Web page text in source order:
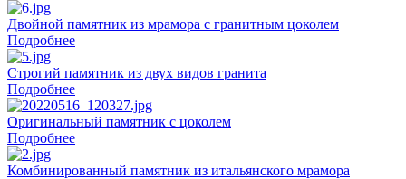
Двойной памятник из мрамора с гранитным цоколем
Подробнее
Строгий памятник из двух видов гранита
Подробнее
Оригинальный памятник с цоколем
Подробнее
Комбинированный памятник из итальянского мрамора